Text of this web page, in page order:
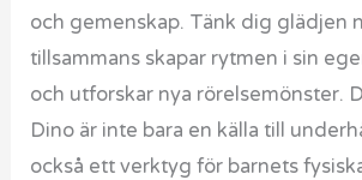
och gemenskap. Tänk dig glädjen
tillsammans skapar rytmen i sin
och utforskar nya rörelsemönster.
Dino är inte bara en källa till
också ett verktyg för barnets